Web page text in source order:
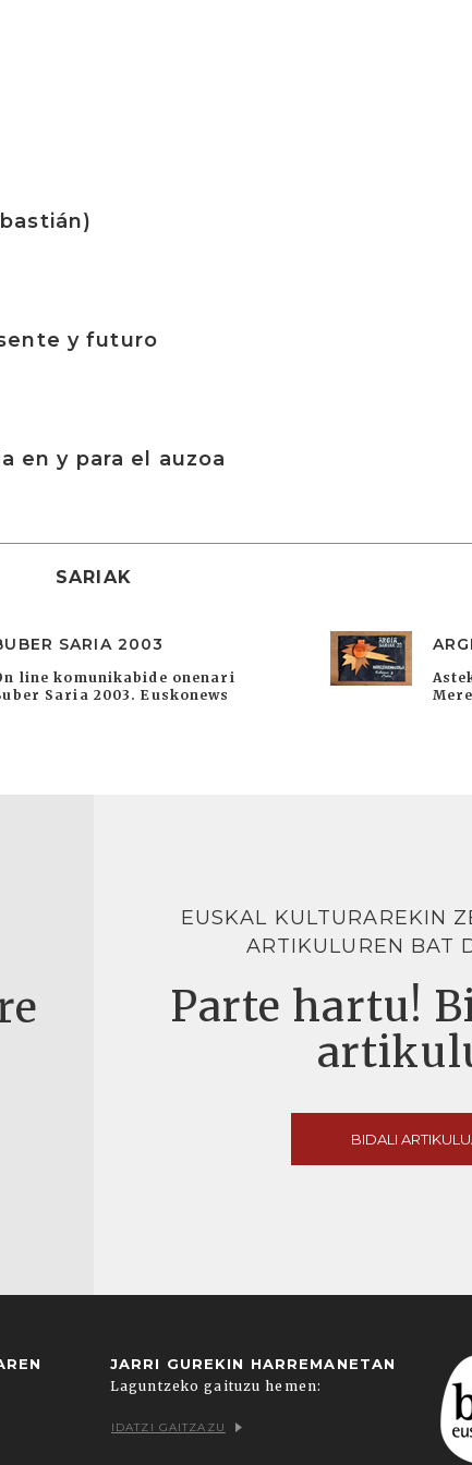
y futuro
en y para el auzoa
SARIAK
SARIA 2003
line komunikabide onenari
Saria 2003. Euskonews
EUSKAL KULTURAREKIN
ARTIKULUREN BAT
Parte hartu!
BIDALI
JARRI GUREKIN HARREMANETAN
Laguntzeko gaituzu hemen:
IDATZI GAITZAZU